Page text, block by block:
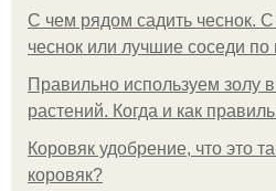
С чем рядом садить чеснок.
чеснок или лучшие соседи по
Правильно используем золу
растений. Когда и как
Коровяк удобрение, что это
коровяк?